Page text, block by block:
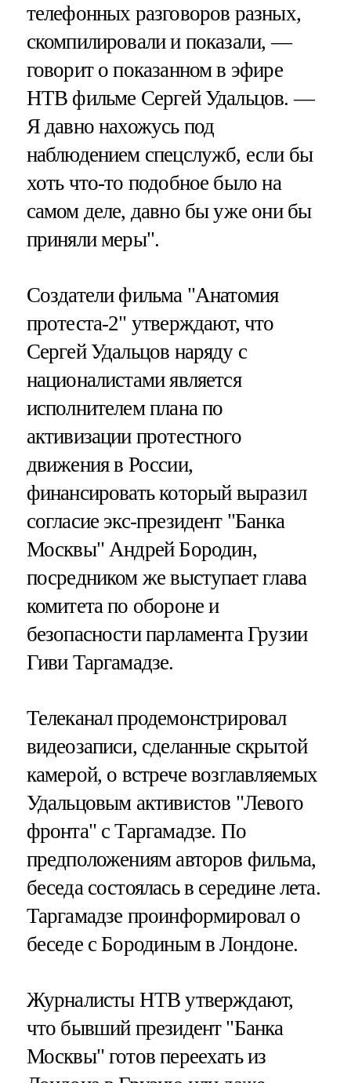
телефонных разговоров разных,
скомпилировали и показали, —
говорит о показанном в эфире
НТВ фильме Сергей Удальцов. —
Я давно нахожусь под
наблюдением спецслужб, если бы
хоть что-то подобное было на
самом деле, давно бы уже они бы
приняли меры".
Создатели фильма "Анатомия
протеста-2" утверждают, что
Сергей Удальцов наряду с
националистами является
исполнителем плана по
активизации протестного
движения в России,
финансировать который выразил
согласие экс-президент "Банка
Москвы" Андрей Бородин,
посредником же выступает глава
комитета по обороне и
безопасности парламента Грузии
Гиви Таргамадзе.
Телеканал продемонстрировал
видеозаписи, сделанные скрытой
камерой, о встрече возглавляемых
Удальцовым активистов "Левого
фронта" с Таргамадзе. По
предположениям авторов фильма,
беседа состоялась в середине лета.
Таргамадзе проинформировал о
беседе с Бородиным в Лондоне.
Журналисты НТВ утверждают,
что бывший президент "Банка
Москвы" готов переехать из